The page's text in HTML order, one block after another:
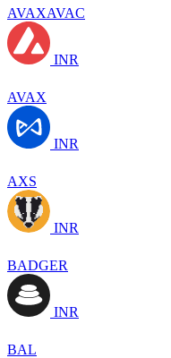
AVAXAVAC
INR
AVAX
INR
AXS
INR
BADGER
INR
BAL